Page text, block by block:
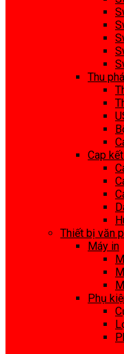
Thu
Cap
Thiết bị văn
Máy in
Phụ